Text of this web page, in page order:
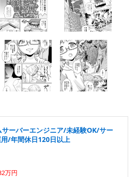
サーバーエンジニア/未経験OK/サー
/年間休日120日以上
万円